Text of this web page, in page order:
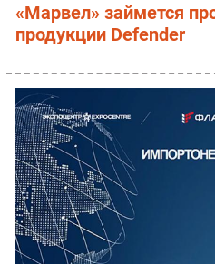
«Марвел» займется
продукции Defender